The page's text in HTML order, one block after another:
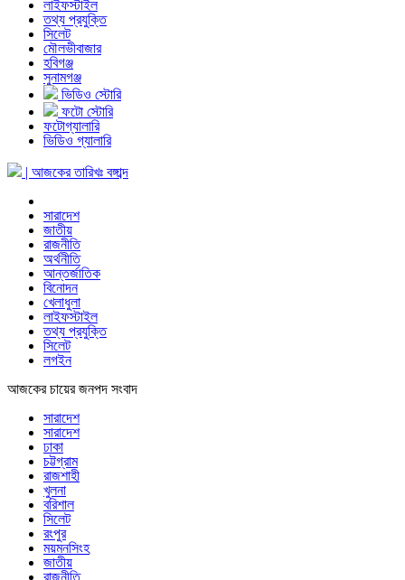
লাইফস্টাইল
তথ্য প্রযুক্তি
সিলেট
মৌলভীবাজার
হবিগঞ্জ
সুনামগঞ্জ
ভিডিও স্টোরি
ফটো স্টোরি
ফটোগ্যালারি
ভিডিও গ্যালারি
| আজকের তারিখঃ বঙ্গাব্দ
সারাদেশ
জাতীয়
রাজনীতি
অর্থনীতি
আন্তর্জাতিক
বিনোদন
খেলাধুলা
লাইফস্টাইল
তথ্য প্রযুক্তি
সিলেট
লগইন
আজকের চায়ের জনপদ সংবাদ
সারাদেশ
সারাদেশ
ঢাকা
চট্টগ্রাম
রাজশাহী
খুলনা
বরিশাল
সিলেট
রংপুর
ময়মনসিংহ
জাতীয়
রাজনীতি